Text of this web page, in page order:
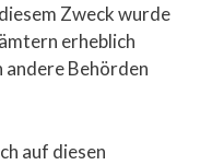
Zweck wurde
erheblich
Behörden
auf diesen